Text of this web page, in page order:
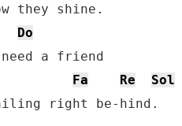
they shine.
Do
Fa Re
Sol
right be-hind.